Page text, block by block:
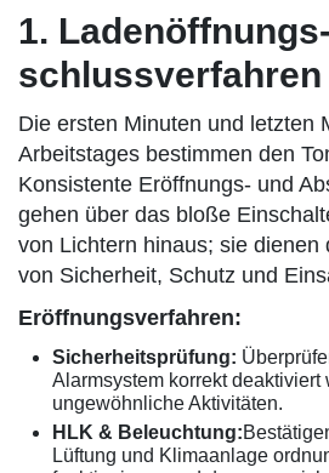
1.
schlussverfahren
Die ersten Minuten und letzten
Arbeitstages bestimmen den
Konsistente Eröffnungs- und
gehen über das bloße
von Lichtern hinaus; sie dienen
von Sicherheit, Schutz und
Eröffnungsverfahren:
Sicherheitsprüfung:
Alarmsystem korrekt deaktiviert
ungewöhnliche Aktivitäten.
HLK & Beleuchtung:
Lüftung und Klimaanlage